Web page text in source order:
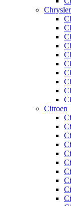
Chrysler
Citroen